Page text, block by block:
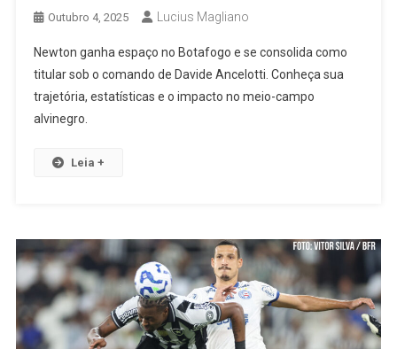
Outubro 4, 2025 Lucius Magliano
Newton ganha espaço no Botafogo e se consolida como
titular sob o comando de Davide Ancelotti. Conheça sua
trajetória, estatísticas e o impacto no meio-campo
alvinegro.
Leia +